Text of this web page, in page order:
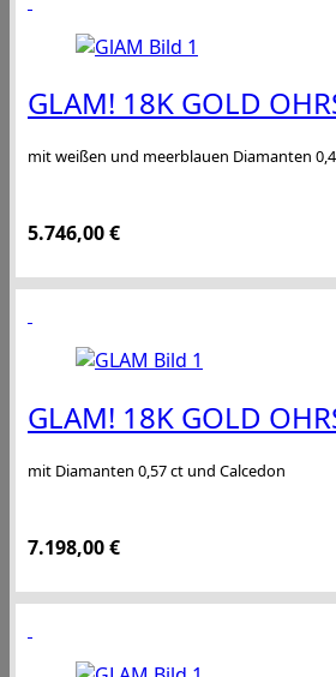
GLAM! 18K GOLD
mit weißen und meerblauen Diamanten
5.746,00€
GLAM! 18K GOLD
mit Diamanten 0,57 ct und Calcedon
7.198,00€